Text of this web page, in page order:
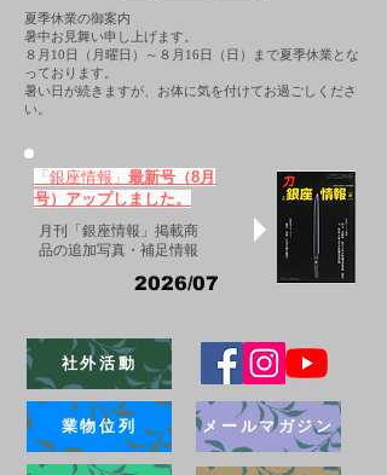
夏季休業の御案内
暑中お見舞い申し上げます。
８月10日（月曜日）～８月16日（日）まで夏季休業とな
っております。
​暑い日が続きますが、お体に気を付けてお過ごしくださ
い。
「銀座情報」 最新号（8月
号）アップしました。
月刊「銀座情報」掲載商
品の追加写真・補足情報
2026/07
社外活動
業物位列 メールマガジン